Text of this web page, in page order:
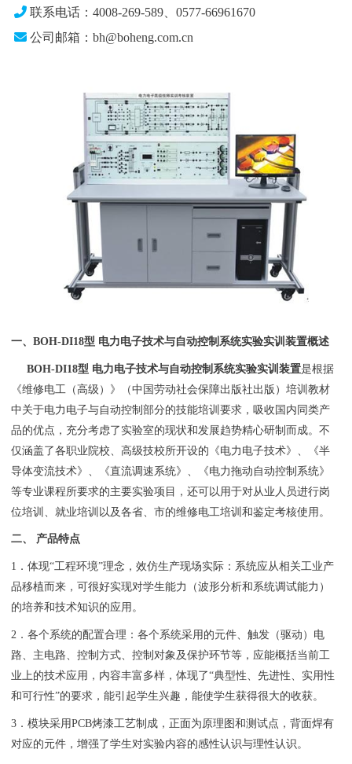
联系电话：4008-269-589、0577-66961670
公司邮箱：bh@boheng.com.cn
一、BOH-DI18型 电力电子技术与自动控制系统实验实训装置概述
BOH-DI18型 电力电子技术与自动控制系统实验实训装置是根据
《维修电工（高级）》（中国劳动社会保障出版社出版）培训教材
中关于电力电子与自动控制部分的技能培训要求，吸收国内同类产
品的优点，充分考虑了实验室的现状和发展趋势精心研制而成。不
仅涵盖了各职业院校、高级技校所开设的《电力电子技术》、《半
导体变流技术》、《直流调速系统》、《电力拖动自动控制系统》
等专业课程所要求的主要实验项目，还可以用于对从业人员进行岗
位培训、就业培训以及各省、市的维修电工培训和鉴定考核使用。
二、 产品特点
1．体现“工程环境”理念，效仿生产现场实际：系统应从相关工业产
品移植而来，可很好实现对学生能力（波形分析和系统调试能力）
的培养和技术知识的应用。
2．各个系统的配置合理：各个系统采用的元件、触发（驱动）电
路、主电路、控制方式、控制对象及保护环节等，应能概括当前工
业上的技术应用，内容丰富多样，体现了“典型性、先进性、实用性
和可行性”的要求，能引起学生兴趣，能使学生获得很大的收获。
3．模块采用PCB烤漆工艺制成，正面为原理图和测试点，背面焊有
对应的元件，增强了学生对实验内容的感性认识与理性认识。